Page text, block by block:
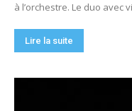
à l’orchestre. Le duo avec
Lire la suite